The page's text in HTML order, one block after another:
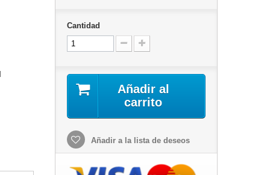
Cantidad
Añadir al
carrito
Añadir a la lista de deseos